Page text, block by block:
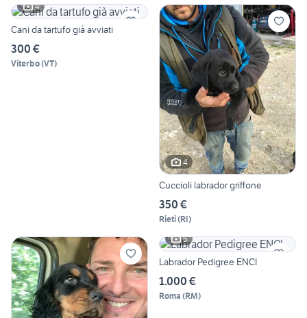
4
Cani da tartufo già avviati
300 €
Viterbo(VT)
4
Cuccioli labrador griffone
350 €
Rieti(RI)
5
Labrador Pedigree ENCI
1.000 €
Roma (RM)